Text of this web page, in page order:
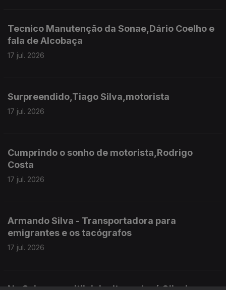
Tecnico Manutenção da Sonae,Dário Coelho e
fala de Alcobaça
17 jul. 2026
Surpreendido,Tiago Silva,motorista
17 jul. 2026
Cumprindo o sonho de motorista,Rodrigo
Costa
17 jul. 2026
Armando Silva - Transportadora para
emigrantes e os tacógrafos
17 jul. 2026